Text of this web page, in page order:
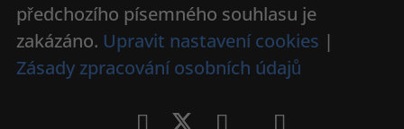
předchozího písemného souhlasu je
zakázáno. Upravit nastavení cookies |
Zásady zpracování osobních údajů